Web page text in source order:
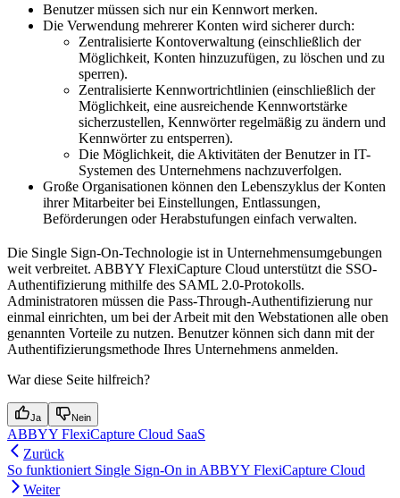
Benutzer müssen sich nur ein Kennwort merken.
Die Verwendung mehrerer Konten wird sicherer durch:
Zentralisierte Kontoverwaltung (einschließlich der
Möglichkeit, Konten hinzuzufügen, zu löschen und zu
sperren).
Zentralisierte Kennwortrichtlinien (einschließlich der
Möglichkeit, eine ausreichende Kennwortstärke
sicherzustellen, Kennwörter regelmäßig zu ändern und
Kennwörter zu entsperren).
Die Möglichkeit, die Aktivitäten der Benutzer in IT-
Systemen des Unternehmens nachzuverfolgen.
Große Organisationen können den Lebenszyklus der Konten
ihrer Mitarbeiter bei Einstellungen, Entlassungen,
Beförderungen oder Herabstufungen einfach verwalten.
Die Single Sign-On-Technologie ist in Unternehmensumgebungen
weit verbreitet. ABBYY FlexiCapture Cloud unterstützt die SSO-
Authentifizierung mithilfe des SAML 2.0-Protokolls.
Administratoren müssen die Pass-Through-Authentifizierung nur
einmal einrichten, um bei der Arbeit mit den Webstationen alle oben
genannten Vorteile zu nutzen. Benutzer können sich dann mit der
Authentifizierungsmethode Ihres Unternehmens anmelden.
War diese Seite hilfreich?
Ja Nein
ABBYY FlexiCapture Cloud SaaS
Zurück
So funktioniert Single Sign-On in ABBYY FlexiCapture Cloud
Weiter